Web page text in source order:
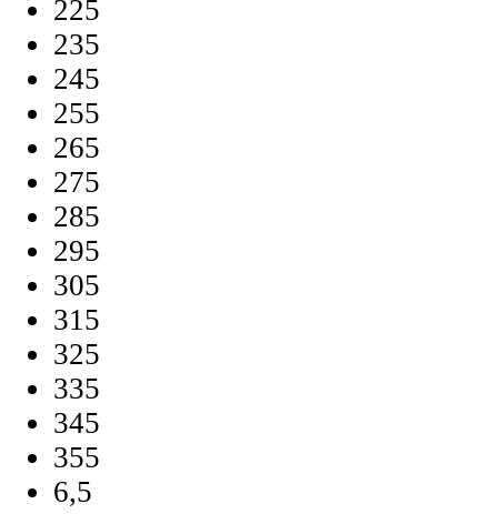
225
235
245
255
265
275
285
295
305
315
325
335
345
355
6,5